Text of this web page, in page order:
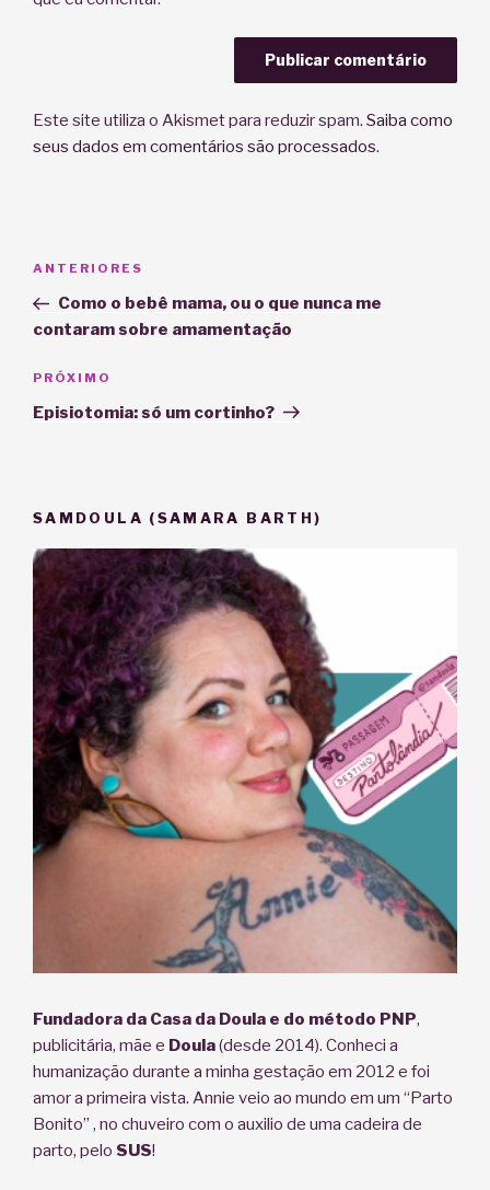
Este site utiliza o Akismet para reduzir spam. Saiba como
seus dados em comentários são processados.
Post
Post
anterior
ANTERIORES
Como o bebê mama, ou o que nunca me
contaram sobre amamentação
Próximo
post
PRÓXIMO
Episiotomia: só um cortinho?
SAMDOULA (SAMARA BARTH)
Fundadora da Casa da Doula e do método PNP,
publicitária, mãe e Doula(desde 2014). Conheci a
humanização durante a minha gestação em 2012 e foi
amor a primeira vista. Annie veio ao mundo em um “Parto
Bonito” , no chuveiro com o auxilio de uma cadeira de
parto, pelo SUS!